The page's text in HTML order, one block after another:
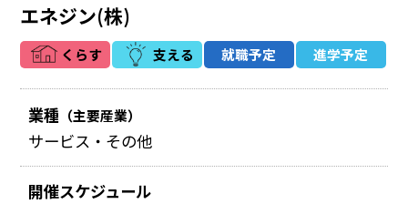
エネジン(株)
くらす 支える 就職予定 進学予定
業種 （主要産業）
サービス・その他
開催スケジュール